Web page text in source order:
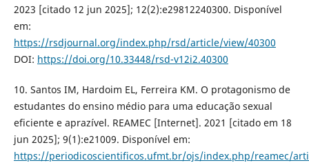
2023 [citado 12 jun 2025]; 12(2):e29812240300. Disponível
em:
https://rsdjournal.org/index.php/rsd/article/view/40300
DOI: https://doi.org/10.33448/rsd-v12i2.40300
10. Santos IM, Hardoim EL, Ferreira KM. O protagonismo de
estudantes do ensino médio para uma educação sexual
eficiente e aprazível. REAMEC [Internet]. 2021 [citado em 18
jun 2025]; 9(1):e21009. Disponível em:
https://periodicoscientificos.ufmt.br/ojs/index.php/reamec/